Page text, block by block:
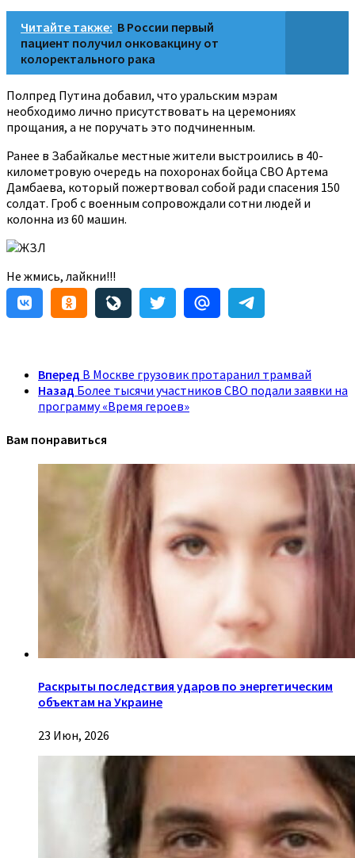
Читайте также: В России первый
пациент получил онковакцину от
колоректального рака
Полпред Путина добавил, что уральским мэрам
необходимо лично присутствовать на церемониях
прощания, а не поручать это подчиненным.
Ранее в Забайкалье местные жители выстроились в 40-
километровую очередь на похоронах бойца СВО Артема
Дамбаева, который пожертвовал собой ради спасения 150
солдат. Гроб с военным сопровождали сотни людей и
колонна из 60 машин.
ЖЗЛ
Не жмись, лайкни!!!
Вперед В Москве грузовик протаранил трамвай
Назад Более тысячи участников СВО подали заявки на
программу «Время героев»
Вам понравиться
Раскрыты последствия ударов по энергетическим
объектам на Украине
23 Июн, 2026